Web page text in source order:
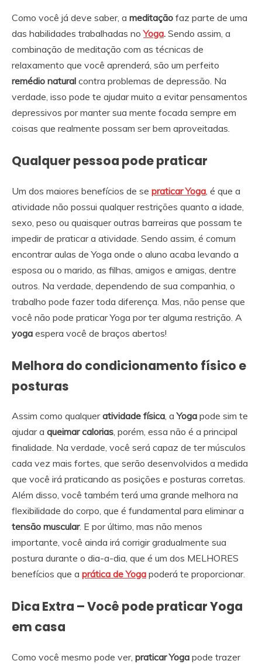
Como você já deve saber, a meditação faz parte de uma
das habilidades trabalhadas noYoga. Sendo assim, a
combinação de meditação com as técnicas de
relaxamento que você aprenderá, são um perfeito
remédio natural contra problemas de depressão. Na
verdade, isso pode te ajudar muito a evitar pensamentos
depressivos por manter sua mente focada sempre em
coisas que realmente possam ser bem aproveitadas.
Qualquer pessoa pode praticar
Um dos maiores benefícios de se praticar Yoga , é que a
atividade não possui qualquer restrições quanto a idade,
sexo, peso ou quaisquer outras barreiras que possam te
impedir de praticar a atividade. Sendo assim, é comum
encontrar aulas de Yoga onde o aluno acaba levando a
esposa ou o marido, as filhas, amigos e amigas, dentre
outros. Na verdade, dependendo de sua companhia, o
trabalho pode fazer toda diferença. Mas, não pense que
você não pode praticar Yoga por ter alguma restrição. A
yoga espera você de braços abertos!
Melhora do condicionamento físico e
posturas
Assim como qualqueratividade física, aYoga pode sim te
ajudar a queimar calorias, porém, essa não é a principal
finalidade. Na verdade, você será capaz de ter músculos
cada vez mais fortes, que serão desenvolvidos a medida
que você irá praticando as posições e posturas corretas.
Além disso, você também terá uma grande melhora na
flexibilidade do corpo, que é fundamental para eliminar a
tensão muscular. E por último, mas não menos
importante, você ainda irá corrigir gradualmente sua
postura durante o dia-a-dia, que é um dos MELHORES
benefícios que a prática de Yoga poderá te proporcionar.
Dica Extra – Você pode praticar Yoga
em casa
Como você mesmo pode ver, praticar Yoga pode trazer